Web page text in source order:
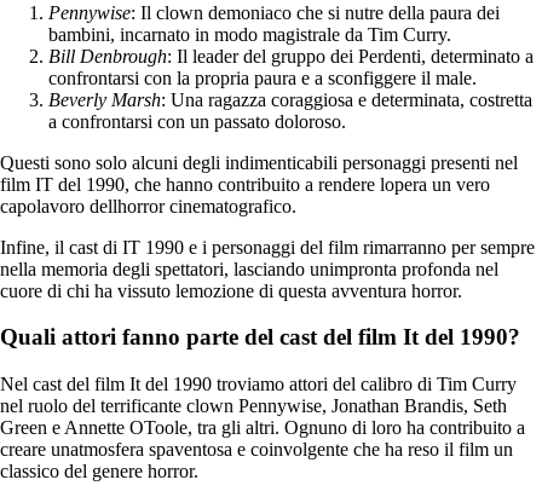
Pennywise: Il clown demoniaco che si nutre della paura dei
bambini, incarnato in modo magistrale da Tim Curry.
Bill Denbrough: Il leader del gruppo dei Perdenti, determinato a
confrontarsi con la propria paura e a sconfiggere il male.
Beverly Marsh: Una ragazza coraggiosa e determinata, costretta
a confrontarsi con un passato doloroso.
Questi sono solo alcuni degli indimenticabili personaggi presenti nel
film IT del 1990, che hanno contribuito a rendere lopera un vero
capolavoro dellhorror cinematografico.
Infine, il cast di IT 1990 e i personaggi del film rimarranno per sempre
nella memoria degli spettatori, lasciando unimpronta profonda nel
cuore di chi ha vissuto lemozione di questa avventura horror.
Quali attori fanno parte del cast del film It del 1990?
Nel cast del film It del 1990 troviamo attori del calibro di Tim Curry
nel ruolo del terrificante clown Pennywise, Jonathan Brandis, Seth
Green e Annette OToole, tra gli altri. Ognuno di loro ha contribuito a
creare unatmosfera spaventosa e coinvolgente che ha reso il film un
classico del genere horror.